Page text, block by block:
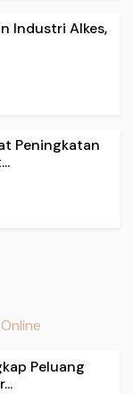
Industri Alkes,
Peningkatan
Peluang